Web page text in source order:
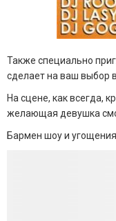
Также специально
сделает на ваш выбор
На сцене, как всегда,
желающая девушка
Бармен шоу и